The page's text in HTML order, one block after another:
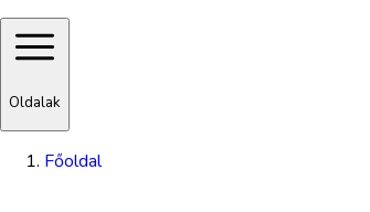
Oldalak
Főoldal